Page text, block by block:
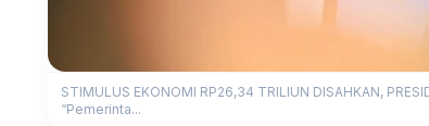
STIMULUS EKONOMI RP26,34 TRILIUN DISAHKAN,
“Pemerinta...